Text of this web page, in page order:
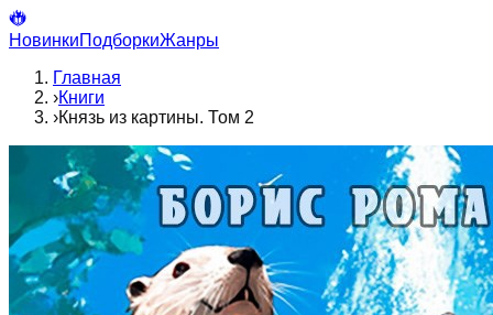
НовинкиПодборкиЖанры
Главная
›Книги
›Князь из картины. Том 2